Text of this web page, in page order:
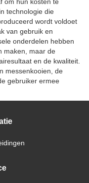
technologie die
wordt voldoet
van gebruik en
onderdelen hebben
maken, maar de
en de kwaliteit.
messenkooien, de
gebruiker ermee